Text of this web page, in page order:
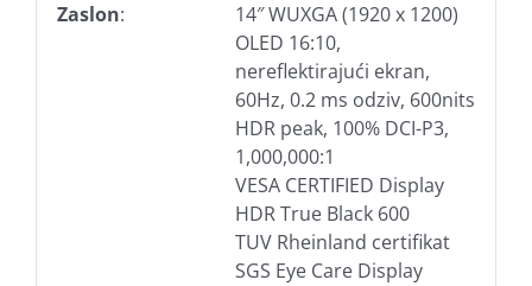
Zaslon:
14″ WUXGA (1920 x 1200)
OLED 16:10,
nereflektirajući ekran,
60Hz, 0.2 ms odziv, 600nits
HDR peak, 100% DCI-P3,
1,000,000:1
VESA CERTIFIED Display
HDR True Black 600
TUV Rheinland certifikat
SGS Eye Care Display